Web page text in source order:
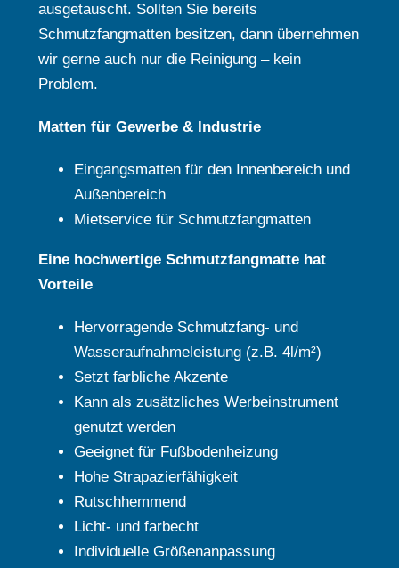
ausgetauscht. Sollten Sie bereits
Schmutzfangmatten besitzen, dann übernehmen
wir gerne auch nur die Reinigung – kein
Problem.
Matten für Gewerbe & Industrie
Eingangsmatten für den Innenbereich und
Außenbereich
Mietservice für Schmutzfangmatten
Eine hochwertige Schmutzfangmatte hat
Vorteile
Hervorragende Schmutzfang- und
Wasseraufnahmeleistung (z.B. 4l/m²)
Setzt farbliche Akzente
Kann als zusätzliches Werbeinstrument
genutzt werden
Geeignet für Fußbodenheizung
Hohe Strapazierfähigkeit
Rutschhemmend
Licht- und farbecht
Individuelle Größenanpassung